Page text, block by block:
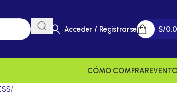
Acceder / Registrarse S/
CÓMO COMPRAR